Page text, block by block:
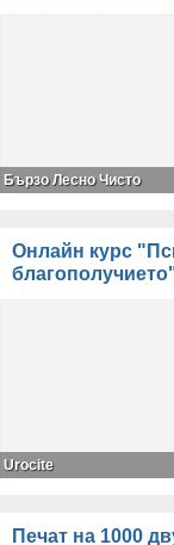
Бързо Лесно Чисто
Онлайн курс
Urocite
Печат на 1000